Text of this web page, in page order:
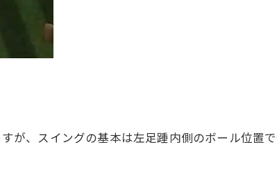
が、スイングの基本は左足踵内側のボール位置